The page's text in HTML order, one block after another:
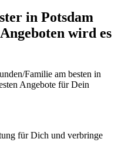
in Potsdam
wird es
Familie am besten in
Angebote für Dein
für Dich und verbringe